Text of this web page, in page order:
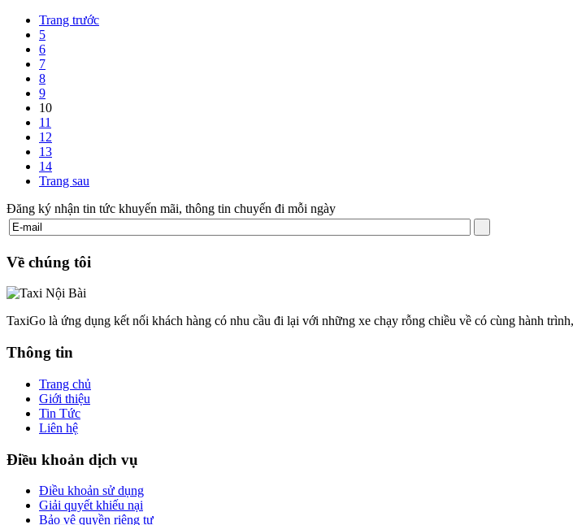
Trang trước
5
6
7
8
9
10
11
12
13
14
Trang sau
Đăng ký nhận tin tức khuyến mãi, thông tin chuyến đi mỗi ngày
Về chúng tôi
TaxiGo là ứng dụng kết nối khách hàng có nhu cầu đi lại với những xe chạy rỗng chiều về có cùng hành
Thông tin
Trang chủ
Giới thiệu
Tin Tức
Liên hệ
Điều khoản dịch vụ
Điều khoản sử dụng
Giải quyết khiếu nại
Bảo vệ quyền riêng tư